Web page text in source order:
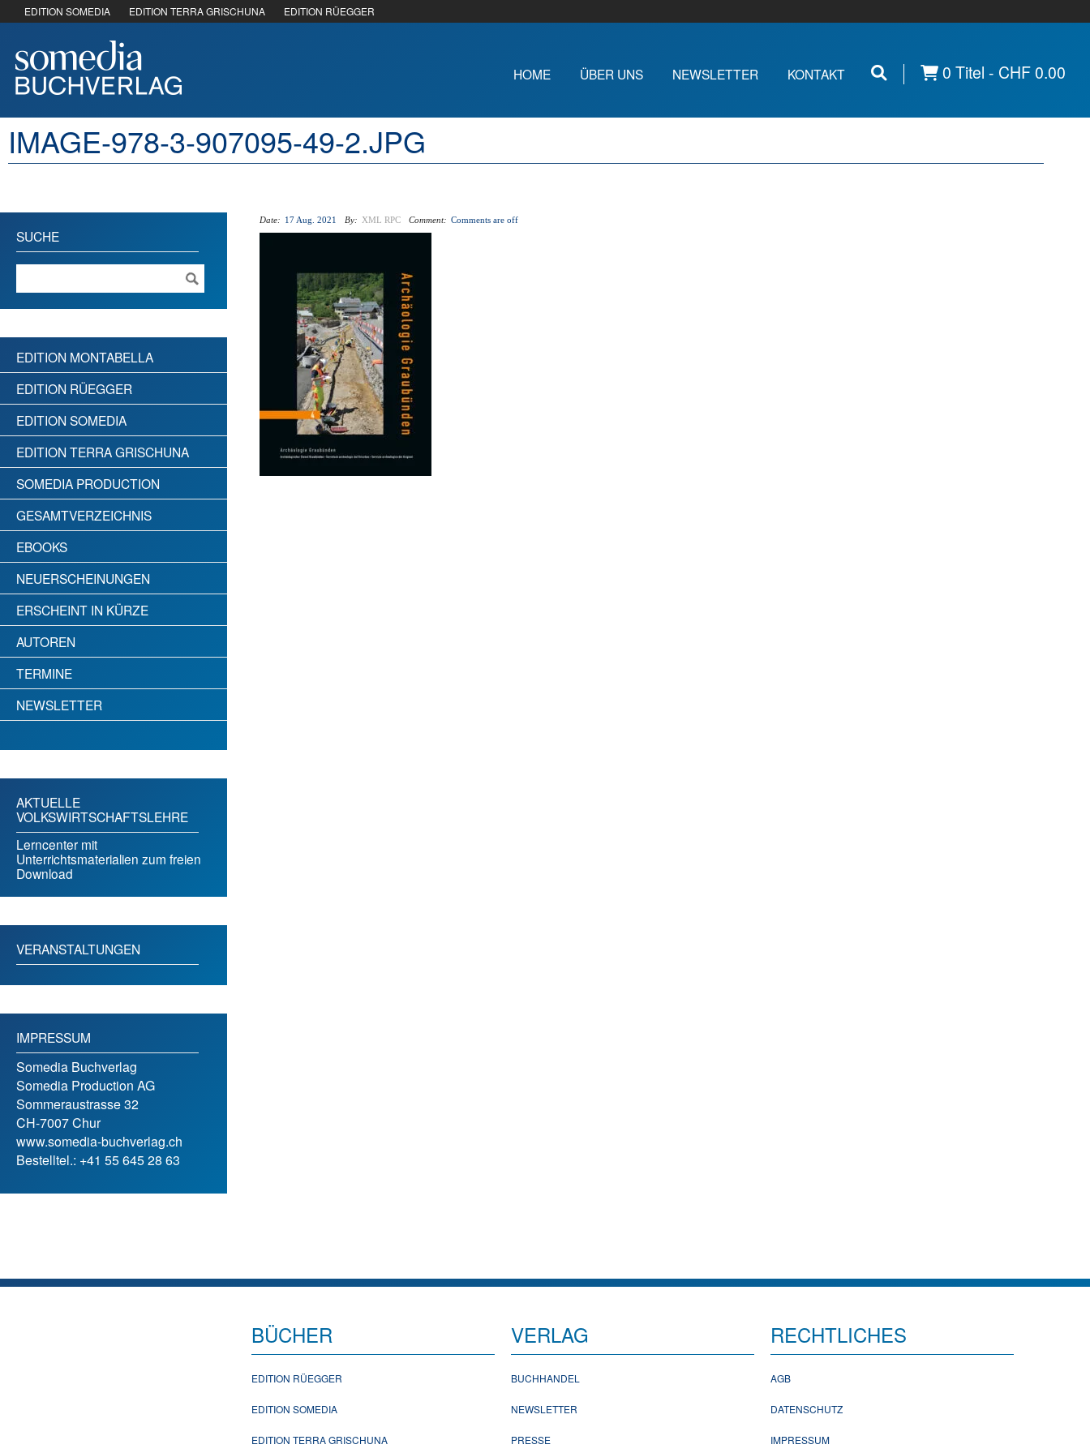
EDITION SOMEDIA EDITION TERRA GRISCHUNA EDITION RÜEGGER
HOME ÜBER UNS NEWSLETTER KONTAKT 0 Titel - CHF0.00
IMAGE-978-3-907095-49-2.JPG
Date: 17 Aug. 2021 By: XML RPC Comment: Comments are off
SUCHE
EDITION MONTABELLA
EDITION RÜEGGER
EDITION SOMEDIA
EDITION TERRA GRISCHUNA
SOMEDIA PRODUCTION
GESAMTVERZEICHNIS
EBOOKS
NEUERSCHEINUNGEN
ERSCHEINT IN KÜRZE
AUTOREN
TERMINE
NEWSLETTER
AKTUELLE
VOLKSWIRTSCHAFTSLEHRE
Lerncenter mit
Unterrichtsmaterialien zum freien
Download
VERANSTALTUNGEN
IMPRESSUM
Somedia Buchverlag
Somedia Production AG
Sommeraustrasse 32
CH-7007 Chur
www.somedia-buchverlag.ch
Bestelltel.: +41 55 645 28 63
BÜCHER
EDITION RÜEGGER
EDITION SOMEDIA
EDITION TERRA GRISCHUNA
VERLAG
BUCHHANDEL
NEWSLETTER
PRESSE
RECHTLICHES
AGB
DATENSCHUTZ
IMPRESSUM